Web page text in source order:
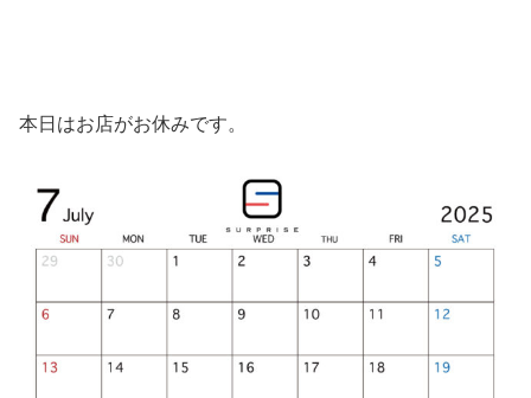
本日はお店がお休みです。